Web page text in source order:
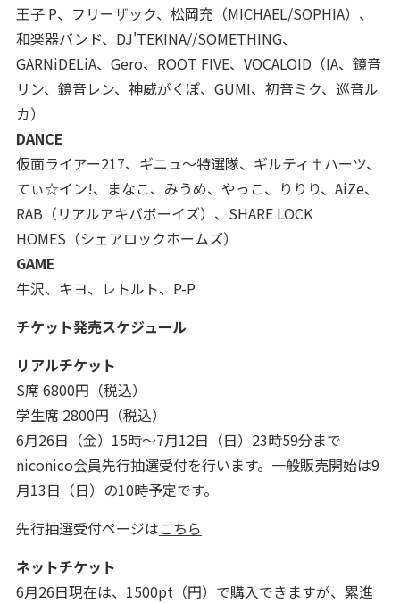
王子 P、フリーザック、松岡充（MICHAEL/SOPHIA）、
和楽器バンド、DJ'TEKINA//SOMETHING、
GARNiDELiA、Gero、ROOT FIVE、VOCALOID（IA、鏡音
リン、鏡音レン、神威がくぽ、GUMI、初音ミク、巡音ル
カ）
DANCE
仮面ライアー217、ギニュ～特選隊、ギルティ†ハーツ、
てぃ☆イン!、まなこ、みうめ、やっこ、りりり、AiZe、
RAB（リアルアキバボーイズ）、SHARE LOCK
HOMES（シェアロックホームズ）
GAME
牛沢、キヨ、レトルト、P-P
チケット発売スケジュール
リアルチケット
S席 6800円（税込）
学生席 2800円（税込）
6月26日（金）15時～7月12日（日）23時59分まで
niconico会員先行抽選受付を行います。一般販売開始は9
月13日（日）の10時予定です。
先行抽選受付ページはこちら
ネットチケット
6月26日現在は、1500pt（円）で購入できますが、累進